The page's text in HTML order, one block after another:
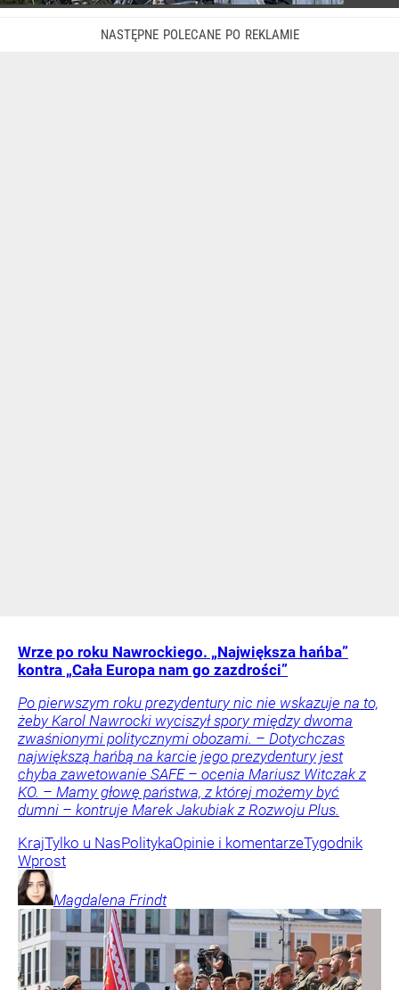
Wrze po roku Nawrockiego. „Największa hańba”
kontra „Cała Europa nam go zazdrości”
Po pierwszym roku prezydentury nic nie wskazuje na to,
żeby Karol Nawrocki wyciszył spory między dwoma
zwaśnionymi politycznymi obozami. – Dotychczas
największą hańbą na karcie jego prezydentury jest
chyba zawetowanie SAFE – ocenia Mariusz Witczak z
KO. – Mamy głowę państwa, z której możemy być
dumni – kontruje Marek Jakubiak z Rozwoju Plus.
KrajTylko u NasPolitykaOpinie i komentarzeTygodnik
Wprost
Magdalena Frindt